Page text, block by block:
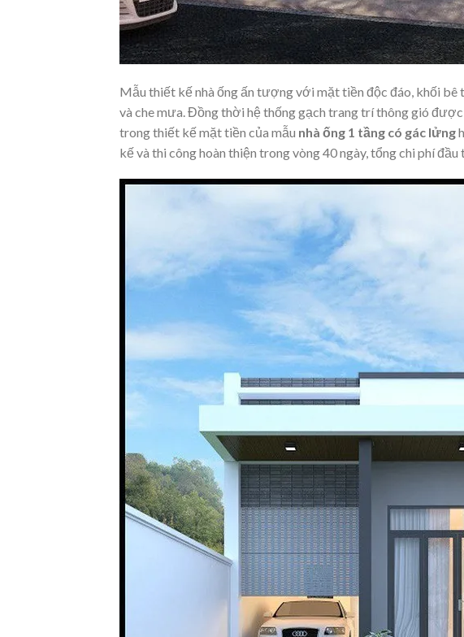
Mẫu thiết kế nhà ống ấn tượng với mặt tiền độc đáo, khối bê
và che mưa. Đồng thời hệ thống gạch trang trí thông gió
trong thiết kế mặt tiền của mẫu nhà ống 1 tầng có gác lửng
kế và thi công hoàn thiện trong vòng 40 ngày, tổng chi phí đầu